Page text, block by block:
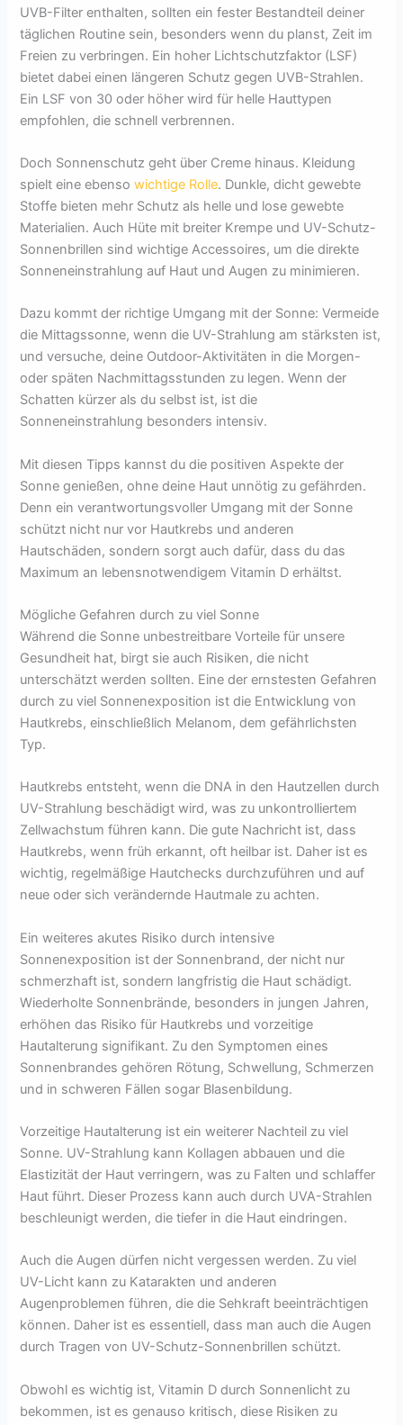
UVB-Filter enthalten, sollten ein fester Bestandteil deiner
täglichen Routine sein, besonders wenn du planst, Zeit im
Freien zu verbringen. Ein hoher Lichtschutzfaktor (LSF)
bietet dabei einen längeren Schutz gegen UVB-Strahlen.
Ein LSF von 30 oder höher wird für helle Hauttypen
empfohlen, die schnell verbrennen.
Doch Sonnenschutz geht über Creme hinaus. Kleidung
spielt eine ebensowichtige Rolle. Dunkle, dicht gewebte
Stoffe bieten mehr Schutz als helle und lose gewebte
Materialien. Auch Hüte mit breiter Krempe und UV-Schutz-
Sonnenbrillen sind wichtige Accessoires, um die direkte
Sonneneinstrahlung auf Haut und Augen zu minimieren.
Dazu kommt der richtige Umgang mit der Sonne: Vermeide
die Mittagssonne, wenn die UV-Strahlung am stärksten ist,
und versuche, deine Outdoor-Aktivitäten in die Morgen-
oder späten Nachmittagsstunden zu legen. Wenn der
Schatten kürzer als du selbst ist, ist die
Sonneneinstrahlung besonders intensiv.
Mit diesen Tipps kannst du die positiven Aspekte der
Sonne genießen, ohne deine Haut unnötig zu gefährden.
Denn ein verantwortungsvoller Umgang mit der Sonne
schützt nicht nur vor Hautkrebs und anderen
Hautschäden, sondern sorgt auch dafür, dass du das
Maximum an lebensnotwendigem Vitamin D erhältst.
Mögliche Gefahren durch zu viel Sonne
Während die Sonne unbestreitbare Vorteile für unsere
Gesundheit hat, birgt sie auch Risiken, die nicht
unterschätzt werden sollten. Eine der ernstesten Gefahren
durch zu viel Sonnenexposition ist die Entwicklung von
Hautkrebs, einschließlich Melanom, dem gefährlichsten
Typ.
Hautkrebs entsteht, wenn die DNA in den Hautzellen durch
UV-Strahlung beschädigt wird, was zu unkontrolliertem
Zellwachstum führen kann. Die gute Nachricht ist, dass
Hautkrebs, wenn früh erkannt, oft heilbar ist. Daher ist es
wichtig, regelmäßige Hautchecks durchzuführen und auf
neue oder sich verändernde Hautmale zu achten.
Ein weiteres akutes Risiko durch intensive
Sonnenexposition ist der Sonnenbrand, der nicht nur
schmerzhaft ist, sondern langfristig die Haut schädigt.
Wiederholte Sonnenbrände, besonders in jungen Jahren,
erhöhen das Risiko für Hautkrebs und vorzeitige
Hautalterung signifikant. Zu den Symptomen eines
Sonnenbrandes gehören Rötung, Schwellung, Schmerzen
und in schweren Fällen sogar Blasenbildung.
Vorzeitige Hautalterung ist ein weiterer Nachteil zu viel
Sonne. UV-Strahlung kann Kollagen abbauen und die
Elastizität der Haut verringern, was zu Falten und schlaffer
Haut führt. Dieser Prozess kann auch durch UVA-Strahlen
beschleunigt werden, die tiefer in die Haut eindringen.
Auch die Augen dürfen nicht vergessen werden. Zu viel
UV-Licht kann zu Katarakten und anderen
Augenproblemen führen, die die Sehkraft beeinträchtigen
können. Daher ist es essentiell, dass man auch die Augen
durch Tragen von UV-Schutz-Sonnenbrillen schützt.
Obwohl es wichtig ist, Vitamin D durch Sonnenlicht zu
bekommen, ist es genauso kritisch, diese Risiken zu